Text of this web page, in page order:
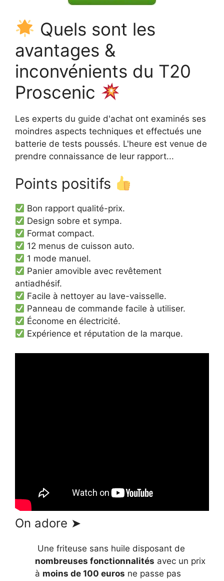
Quels sont les
avantages &
inconvénients du T20
Proscenic
Les experts du guide d'achat ont examinés ses
moindres aspects techniques et effectués une
batterie de tests poussés. L'heure est venue de
prendre connaissance de leur rapport...
Points positifs
Bon rapport qualité-prix.
Design sobre et sympa.
Format compact.
12 menus de cuisson auto.
1 mode manuel.
Panier amovible avec revêtement
antiadhésif.
Facile à nettoyer au lave-vaisselle.
Panneau de commande facile à utiliser.
Économe en électricité.
Expérience et réputation de la marque.
On adore ➤
Une friteuse sans huile disposant de
nombreuses fonctionnalités avec un prix
à moins de 100 euros ne passe pas